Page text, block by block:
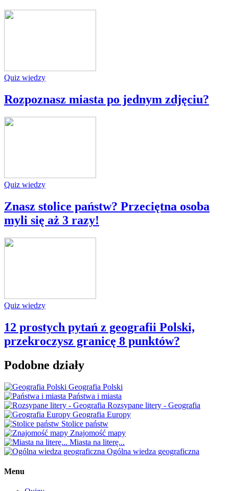
Quiz wiedzy
Rozpoznasz miasta po jednym zdjęciu?
Quiz wiedzy
Znasz stolice państw? Przeciętna osoba
myli się aż 3 razy!
Quiz wiedzy
12 prostych pytań z geografii Polski,
przekroczysz granicę 8 punktów?
Podobne działy
Geografia Polski
Państwa i miasta
Rozsypane litery - Geografia
Geografia Europy
Stolice państw
Znajomość mapy
Miasta na literę...
Ogólna wiedza geograficzna
Menu